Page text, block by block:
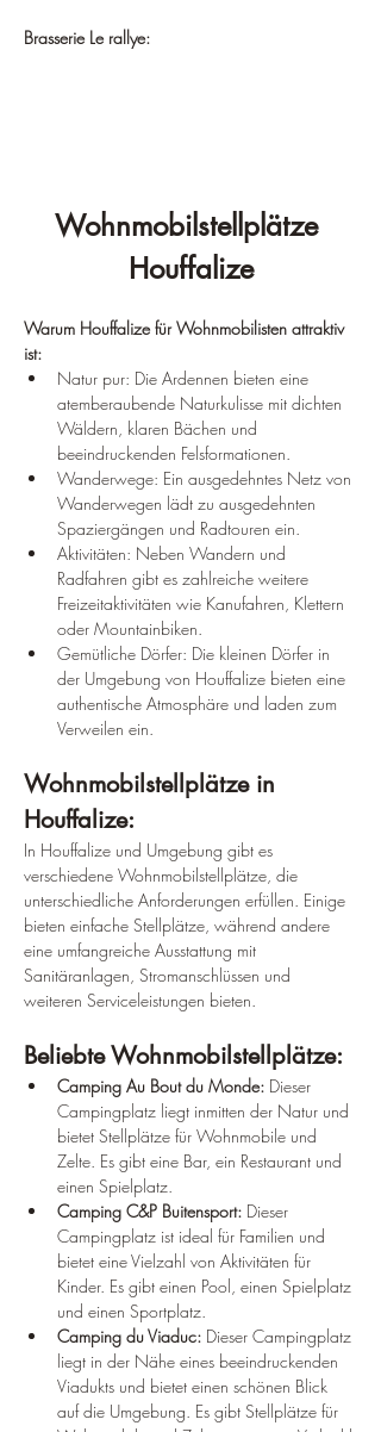
Brasserie Le rallye:
Wohnmobilstellplätze
Houffalize
Warum Houffalize für Wohnmobilisten attraktiv
ist:
Natur pur: Die Ardennen bieten eine
atemberaubende Naturkulisse mit dichten
Wäldern, klaren Bächen und
beeindruckenden Felsformationen.
Wanderwege: Ein ausgedehntes Netz von
Wanderwegen lädt zu ausgedehnten
Spaziergängen und Radtouren ein.
Aktivitäten: Neben Wandern und
Radfahren gibt es zahlreiche weitere
Freizeitaktivitäten wie Kanufahren, Klettern
oder Mountainbiken.
Gemütliche Dörfer: Die kleinen Dörfer in
der Umgebung von Houffalize bieten eine
authentische Atmosphäre und laden zum
Verweilen ein.
Wohnmobilstellplätze in
Houffalize:
In Houffalize und Umgebung gibt es
verschiedene Wohnmobilstellplätze, die
unterschiedliche Anforderungen erfüllen. Einige
bieten einfache Stellplätze, während andere
eine umfangreiche Ausstattung mit
Sanitäranlagen, Stromanschlüssen und
weiteren Serviceleistungen bieten.
Beliebte Wohnmobilstellplätze:
Camping Au Bout du Monde: Dieser
Campingplatz liegt inmitten der Natur und
bietet Stellplätze für Wohnmobile und
Zelte. Es gibt eine Bar, ein Restaurant und
einen Spielplatz.
Camping C&P Buitensport: Dieser
Campingplatz ist ideal für Familien und
bietet eine Vielzahl von Aktivitäten für
Kinder. Es gibt einen Pool, einen Spielplatz
und einen Sportplatz.
Camping du Viaduc: Dieser Campingplatz
liegt in der Nähe eines beeindruckenden
Viadukts und bietet einen schönen Blick
auf die Umgebung. Es gibt Stellplätze für